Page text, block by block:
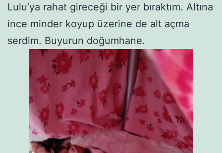
Lulu’ya rahat gireceği bir yer bıraktım. Altına
ince minder koyup üzerine de alt açma
serdim. Buyurun doğumhane.